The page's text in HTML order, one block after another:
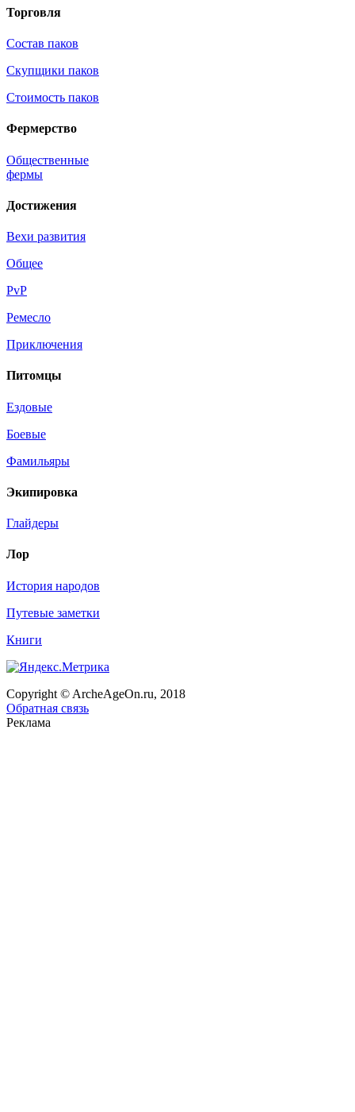
Торговля
Состав паков
Скупщики паков
Стоимость паков
Фермерство
Общественные
фермы
Достижения
Вехи развития
Общее
PvP
Ремесло
Приключения
Питомцы
Ездовые
Боевые
Фамильяры
Экипировка
Глайдеры
Лор
История народов
Путевые заметки
Книги
Copyright © ArcheAgeOn.ru, 2018
Обратная связь
Реклама